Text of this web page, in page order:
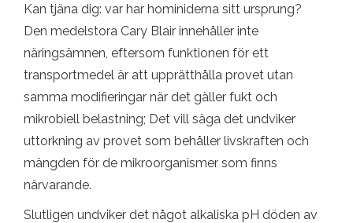
Kan tjäna dig: var har hominiderna sitt ursprung?
Den medelstora Cary Blair innehåller inte
näringsämnen, eftersom funktionen för ett
transportmedel är att upprätthålla provet utan
samma modifieringar när det gäller fukt och
mikrobiell belastning; Det vill säga det undviker
uttorkning av provet som behåller livskraften och
mängden för de mikroorganismer som finns
närvarande.
Slutligen undviker det något alkaliska pH döden av